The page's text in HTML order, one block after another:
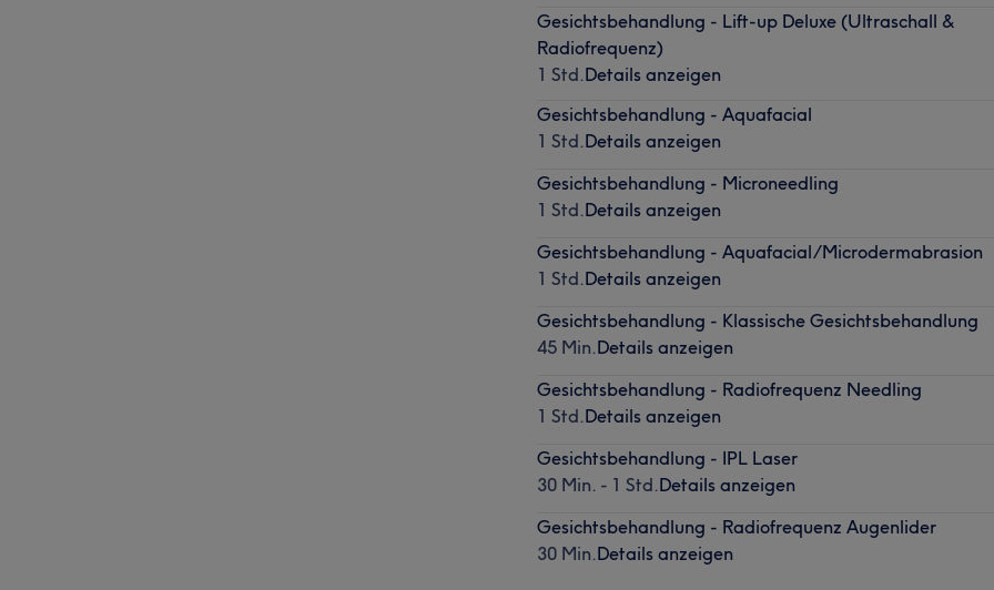
Gesichtsbehandlung - Lift-up Deluxe (Ultraschall &
Radiofrequenz)
1 Std.Details anzeigen
Gesichtsbehandlung - Aquafacial
1 Std.Details anzeigen
Gesichtsbehandlung - Microneedling
1 Std.Details anzeigen
Gesichtsbehandlung - Aquafacial/Microdermabrasion
1 Std.Details anzeigen
Gesichtsbehandlung - Klassische Gesichtsbehandlung
45 Min.Details anzeigen
Gesichtsbehandlung - Radiofrequenz Needling
1 Std.Details anzeigen
Gesichtsbehandlung - IPL Laser
30 Min. - 1 Std.Details anzeigen
Gesichtsbehandlung - Radiofrequenz Augenlider
30 Min.Details anzeigen